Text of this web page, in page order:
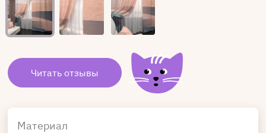
Читать отзывы
Материал